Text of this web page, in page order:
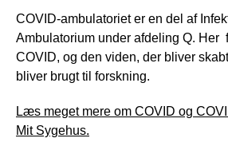
COVID-ambulatoriet er en del af
Ambulatorium under afdeling Q. Her
COVID, og den viden, der bliver
bliver brugt til forskning.
Læs meget mere om COVID og
Mit Sygehus.